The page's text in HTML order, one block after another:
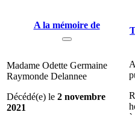
A la mémoire de
Madame Odette Germaine
Raymonde Delannee
Décédé(e) le 2 novembre
2021